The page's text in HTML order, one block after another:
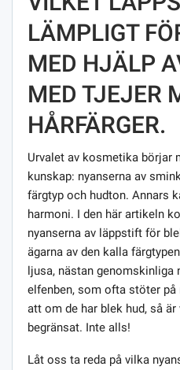
LÄMPLIGT
MED HJÄLP
MED TJEJER
HÅRFÄRGER.
Urvalet av kosmetika börjar
kunskap: nyanserna av
färgtyp och hudton. Annars
harmoni. I den här artikeln
nyanserna av läppstift för
ägarna av den kalla
ljusa, nästan genomskinliga
elfenben, som ofta stöter
att om de har blek hud, så
begränsat. Inte alls!
Låt oss ta reda på vilka